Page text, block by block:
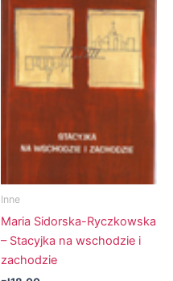
Inne
Maria Sidorska-Ryczkowska
– Stacyjka na wschodzie i
zachodzie